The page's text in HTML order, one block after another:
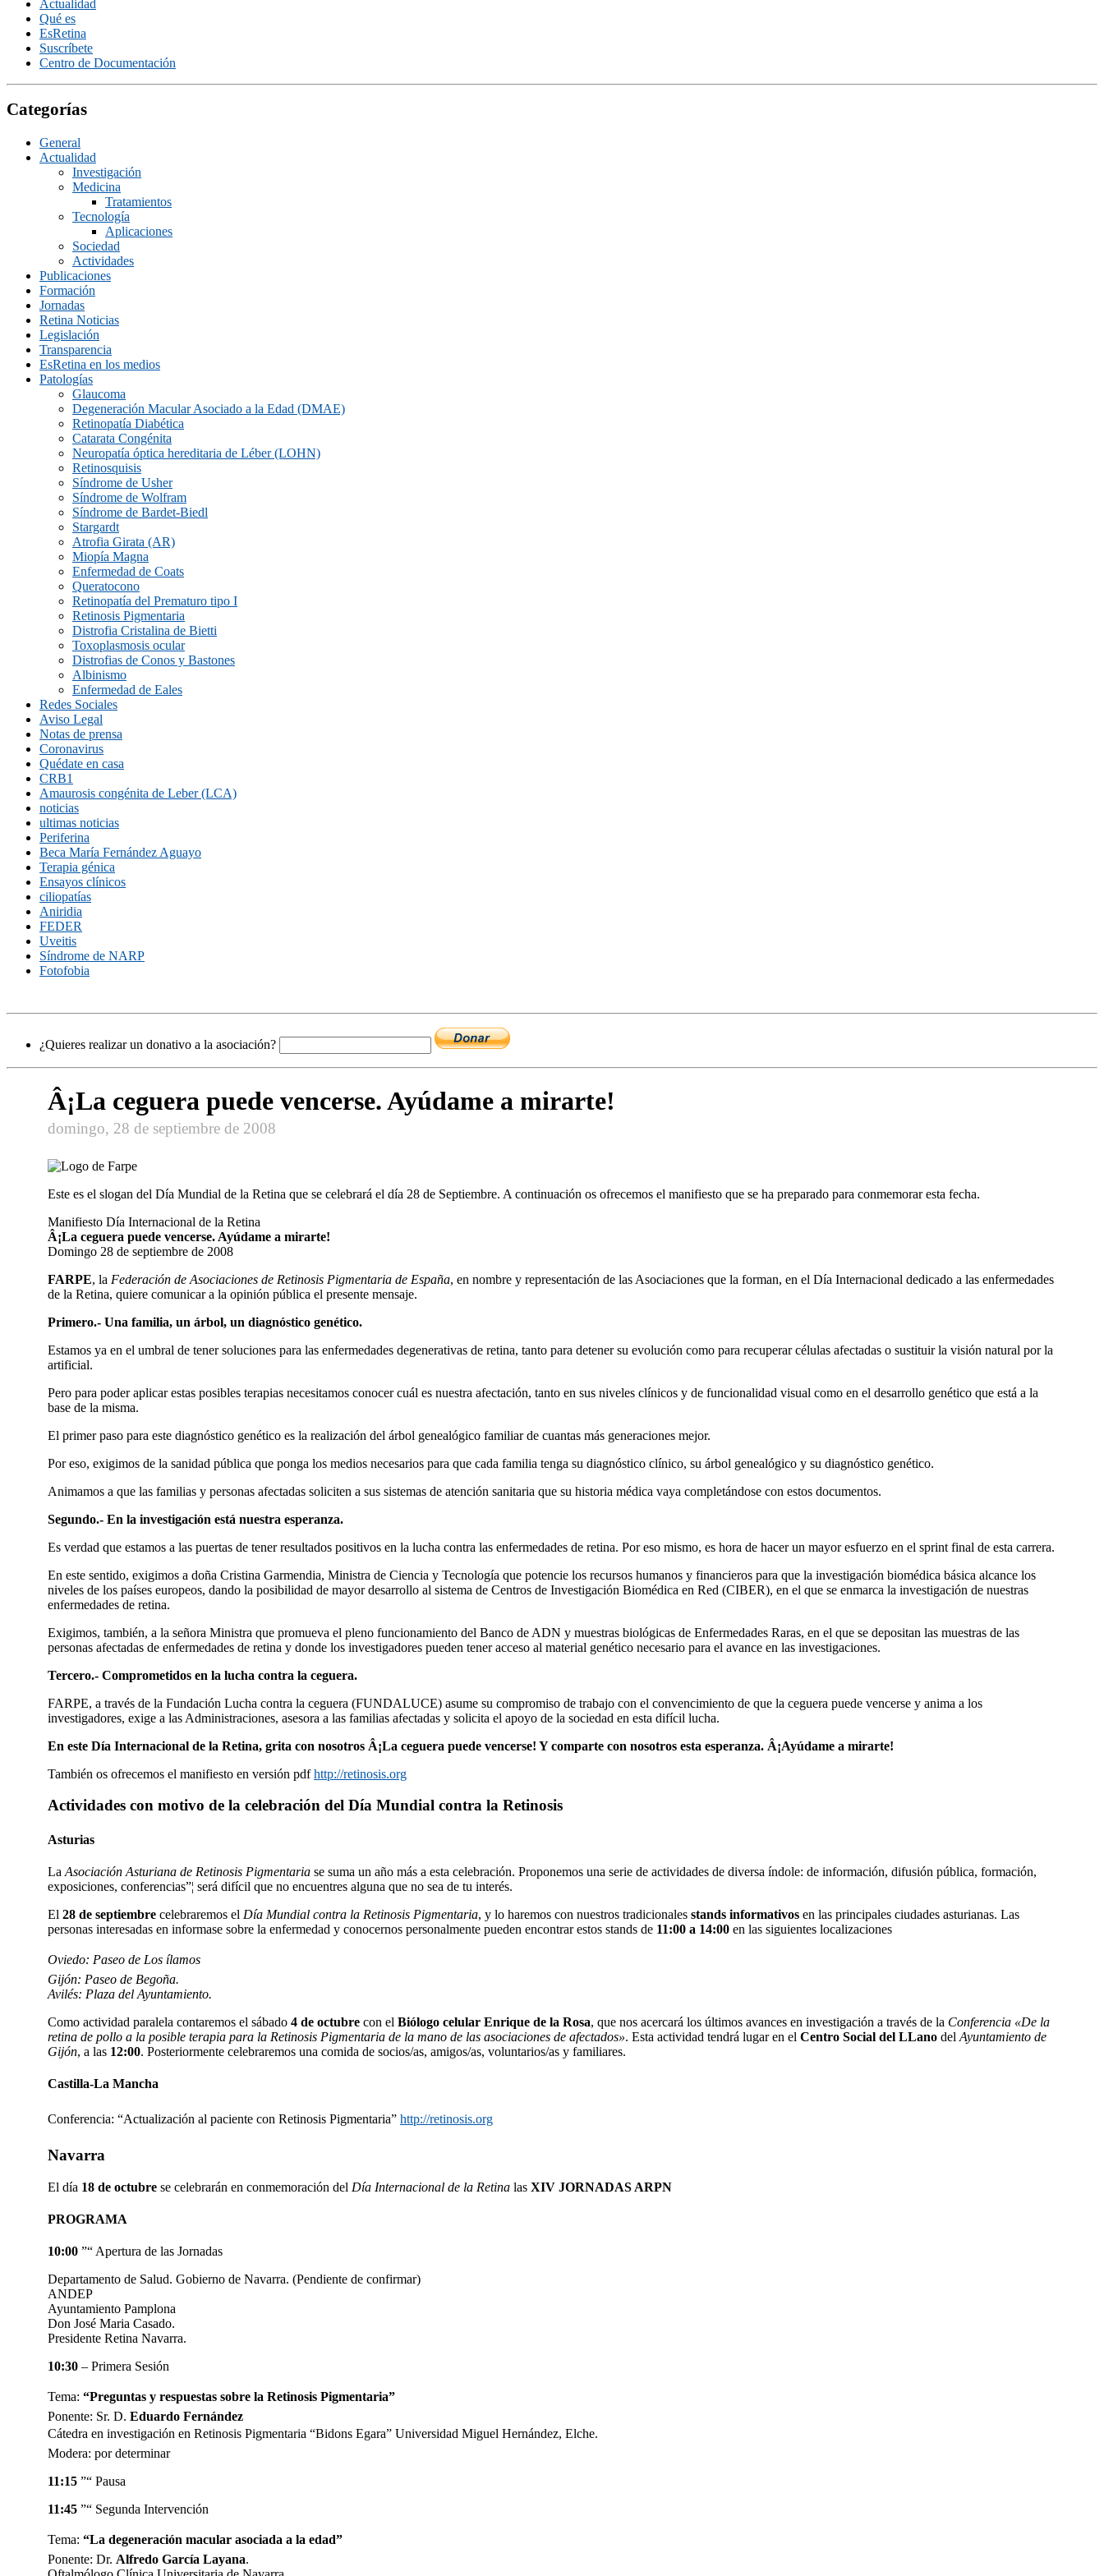
Actualidad
Qué es
EsRetina
Suscrí­bete
Centro de Documentación
Categorías
General
Actualidad
Investigación
Medicina
Tratamientos
Tecnologí­a
Aplicaciones
Sociedad
Actividades
Publicaciones
Formación
Jornadas
Retina Noticias
Legislación
Transparencia
EsRetina en los medios
Patologías
Glaucoma
Degeneración Macular Asociado a la Edad (DMAE)
Retinopatía Diabética
Catarata Congénita
Neuropatí­a óptica hereditaria de Léber (LOHN)
Retinosquisis
Síndrome de Usher
Síndrome de Wolfram
Síndrome de Bardet-Biedl
Stargardt
Atrofia Girata (AR)
Miopía Magna
Enfermedad de Coats
Queratocono
Retinopatí­a del Prematuro tipo I
Retinosis Pigmentaria
Distrofia Cristalina de Bietti
Toxoplasmosis ocular
Distrofias de Conos y Bastones
Albinismo
Enfermedad de Eales
Redes Sociales
Aviso Legal
Notas de prensa
Coronavirus
Quédate en casa
CRB1
Amaurosis congénita de Leber (LCA)
noticias
ultimas noticias
Periferina
Beca María Fernández Aguayo
Terapia génica
Ensayos clínicos
ciliopatías
Aniridia
FEDER
Uveitis
Síndrome de NARP
Fotofobia
¿Quieres realizar un donativo a la asociación?
Â¡La ceguera puede vencerse. Ayúdame a mirarte!
domingo, 28 de septiembre de 2008
Este es el slogan del Dí­a Mundial de la Retina que se celebrará el dí­a 28 de Septiembre. A continuación os ofrecemos el manifiesto que se ha preparado para conmemorar esta fecha.
Manifiesto Dí­a Internacional de la Retina
Â¡La ceguera puede vencerse. Ayúdame a mirarte!
Domingo 28 de septiembre de 2008
FARPE, la Federación de Asociaciones de Retinosis Pigmentaria de España, en nombre y representación de las Asociaciones que la forman, en el Dí­a Internacional dedicado a las enfermedades
de la Retina, quiere comunicar a la opinión pública el presente mensaje.
Primero.- Una familia, un árbol, un diagnóstico genético.
Estamos ya en el umbral de tener soluciones para las enfermedades degenerativas de retina, tanto para detener su evolución como para recuperar células afectadas o sustituir la visión natural por la
artificial.
Pero para poder aplicar estas posibles terapias necesitamos conocer cuál es nuestra afectación, tanto en sus niveles clí­nicos y de funcionalidad visual como en el desarrollo genético que está a la
base de la misma.
El primer paso para este diagnóstico genético es la realización del árbol genealógico familiar de cuantas más generaciones mejor.
Por eso, exigimos de la sanidad pública que ponga los medios necesarios para que cada familia tenga su diagnóstico clí­nico, su árbol genealógico y su diagnóstico genético.
Animamos a que las familias y personas afectadas soliciten a sus sistemas de atención sanitaria que su historia médica vaya completándose con estos documentos.
Segundo.- En la investigación está nuestra esperanza.
Es verdad que estamos a las puertas de tener resultados positivos en la lucha contra las enfermedades de retina. Por eso mismo, es hora de hacer un mayor esfuerzo en el sprint final de esta carrera.
En este sentido, exigimos a doña Cristina Garmendia, Ministra de Ciencia y Tecnologí­a que potencie los recursos humanos y financieros para que la investigación biomédica básica alcance los
niveles de los paí­ses europeos, dando la posibilidad de mayor desarrollo al sistema de Centros de Investigación Biomédica en Red (CIBER), en el que se enmarca la investigación de nuestras
enfermedades de retina.
Exigimos, también, a la señora Ministra que promueva el pleno funcionamiento del Banco de ADN y muestras biológicas de Enfermedades Raras, en el que se depositan las muestras de las
personas afectadas de enfermedades de retina y donde los investigadores pueden tener acceso al material genético necesario para el avance en las investigaciones.
Tercero.- Comprometidos en la lucha contra la ceguera.
FARPE, a través de la Fundación Lucha contra la ceguera (FUNDALUCE) asume su compromiso de trabajo con el convencimiento de que la ceguera puede vencerse y anima a los
investigadores, exige a las Administraciones, asesora a las familias afectadas y solicita el apoyo de la sociedad en esta difí­cil lucha.
En este Dí­a Internacional de la Retina, grita con nosotros Â¡La ceguera puede vencerse! Y comparte con nosotros esta esperanza. Â¡Ayúdame a mirarte!
También os ofrecemos el manifiesto en versión pdfhttp://retinosis.org
Actividades con motivo de la celebración del Dí­a Mundial contra la Retinosis
Asturias
La Asociación Asturiana de Retinosis Pigmentaria se suma un año más a esta celebración. Proponemos una serie de actividades de diversa í­ndole: de información, difusión pública, formación,
exposiciones, conferencias”¦ será difí­cil que no encuentres alguna que no sea de tu interés.
El 28 de septiembre celebraremos el Dí­a Mundial contra la Retinosis Pigmentaria, y lo haremos con nuestros tradicionales stands informativos en las principales ciudades asturianas. Las
personas interesadas en informase sobre la enfermedad y conocernos personalmente pueden encontrar estos stands de 11:00 a 14:00 en las siguientes localizaciones
Oviedo: Paseo de Los ílamos
Gijón: Paseo de Begoña.
Avilés: Plaza del Ayuntamiento.
Como actividad paralela contaremos el sábado 4 de octubre con el Biólogo celular Enrique de la Rosa, que nos acercará los últimos avances en investigación a través de la Conferencia «De la
retina de pollo a la posible terapia para la Retinosis Pigmentaria de la mano de las asociaciones de afectados». Esta actividad tendrá lugar en el Centro Social del LLano del Ayuntamiento de
Gijón, a las 12:00. Posteriormente celebraremos una comida de socios/as, amigos/as, voluntarios/as y familiares.
Castilla-La Mancha
Conferencia: “Actualización al paciente con Retinosis Pigmentaria” http://retinosis.org
Navarra
El dí­a 18 de octubre se celebrarán en conmemoración del Dí­a Internacional de la Retina las XIV JORNADAS ARPN
PROGRAMA
10:00 ”“ Apertura de las Jornadas
Departamento de Salud. Gobierno de Navarra. (Pendiente de confirmar)
ANDEP
Ayuntamiento Pamplona
Don José Maria Casado.
Presidente Retina Navarra.
10:30 – Primera Sesión
Tema: “Preguntas y respuestas sobre la Retinosis Pigmentaria”
Ponente: Sr. D. Eduardo Fernández
Cátedra en investigación en Retinosis Pigmentaria “Bidons Egara” Universidad Miguel Hernández, Elche.
Modera: por determinar
11:15 ”“ Pausa
11:45 ”“ Segunda Intervención
Tema: “La degeneración macular asociada a la edad”
Ponente: Dr. Alfredo Garcí­a Layana.